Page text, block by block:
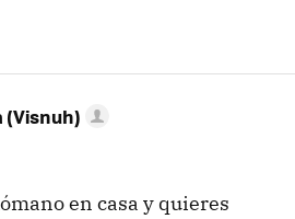
(Visnuh)
en casa y quieres